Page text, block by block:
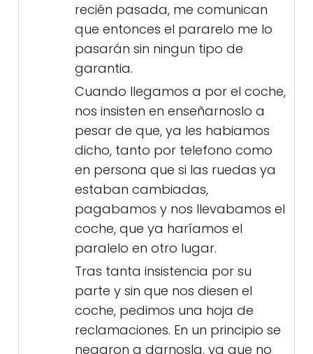
recién pasada, me comunican
que entonces el pararelo me lo
pasarán sin ningun tipo de
garantia.
Cuando llegamos a por el coche,
nos insisten en enseñarnoslo a
pesar de que, ya les habiamos
dicho, tanto por telefono como
en persona que si las ruedas ya
estaban cambiadas,
pagabamos y nos llevabamos el
coche, que ya haríamos el
paralelo en otro lugar.
Tras tanta insistencia por su
parte y sin que nos diesen el
coche, pedimos una hoja de
reclamaciones. En un principio se
negaron a darnosla, ya que no